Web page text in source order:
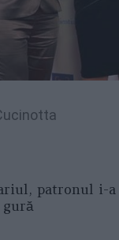
patronul i-a